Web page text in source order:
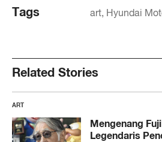
Tags art Hyundai
Related Stories
ART
Mengenang
Legendaris